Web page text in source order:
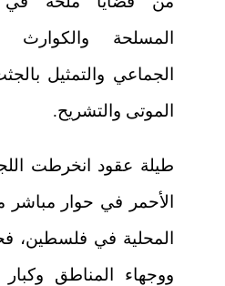
المسلحة والكوارث
الجماعي والتمثيل
الموتى والتشريح.
طيلة عقود انخرطت
الأحمر في حوار مباشر
المحلية في فلسطين،
ووجهاء المناطق